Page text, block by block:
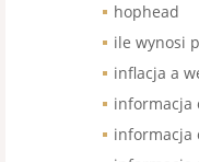
hophead
ile wynosi
inflacja a
informacja
informacja